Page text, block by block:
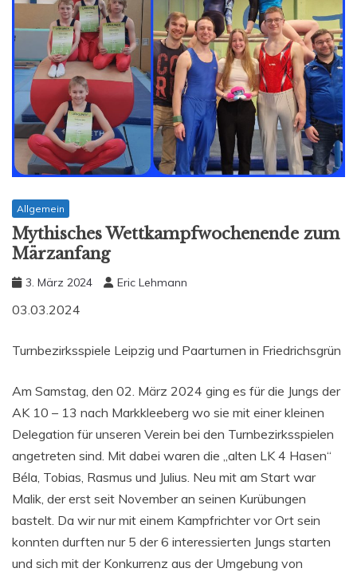
Allgemein
Mythisches Wettkampfwochenende zum
Märzanfang
3. März 2024 Eric Lehmann
03.03.2024
Turnbezirksspiele Leipzig und Paarturnen in Friedrichsgrün
Am Samstag, den 02. März 2024 ging es für die Jungs der
AK 10 – 13 nach Markkleeberg wo sie mit einer kleinen
Delegation für unseren Verein bei den Turnbezirksspielen
angetreten sind. Mit dabei waren die „alten LK 4 Hasen“
Béla, Tobias, Rasmus und Julius. Neu mit am Start war
Malik, der erst seit November an seinen Kurübungen
bastelt. Da wir nur mit einem Kampfrichter vor Ort sein
konnten durften nur 5 der 6 interessierten Jungs starten
und sich mit der Konkurrenz aus der Umgebung von